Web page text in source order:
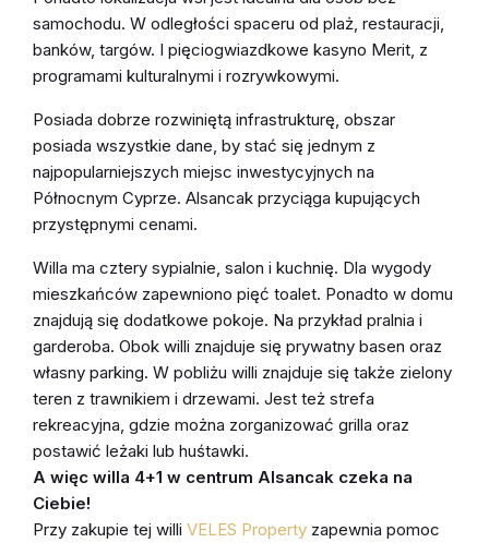
samochodu. W odległości spaceru od plaż, restauracji,
banków, targów. I pięciogwiazdkowe kasyno Merit, z
programami kulturalnymi i rozrywkowymi.
Posiada dobrze rozwiniętą infrastrukturę, obszar
posiada wszystkie dane, by stać się jednym z
najpopularniejszych miejsc inwestycyjnych na
Północnym Cyprze. Alsancak przyciąga kupujących
przystępnymi cenami.
Willa ma cztery sypialnie, salon i kuchnię. Dla wygody
mieszkańców zapewniono pięć toalet. Ponadto w domu
znajdują się dodatkowe pokoje. Na przykład pralnia i
garderoba. Obok willi znajduje się prywatny basen oraz
własny parking. W pobliżu willi znajduje się także zielony
teren z trawnikiem i drzewami. Jest też strefa
rekreacyjna, gdzie można zorganizować grilla oraz
postawić leżaki lub huśtawki.
A więc willa 4+1 w centrum Alsancak czeka na
Ciebie!
Przy zakupie tej willi VELES Property zapewnia pomoc